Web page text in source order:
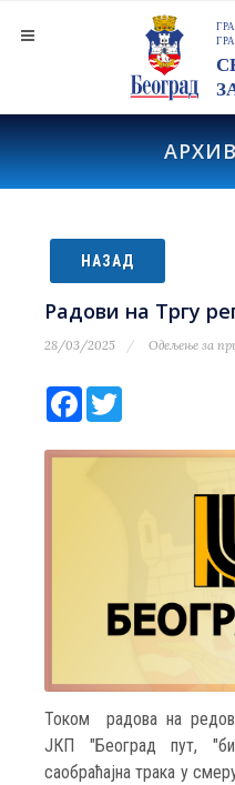
НАЗАД
Радови на Тргу
28/03/2025 Одељење за
Facebook
Током радова на
ЈКП "Београд пут,
саобраћајна трака у